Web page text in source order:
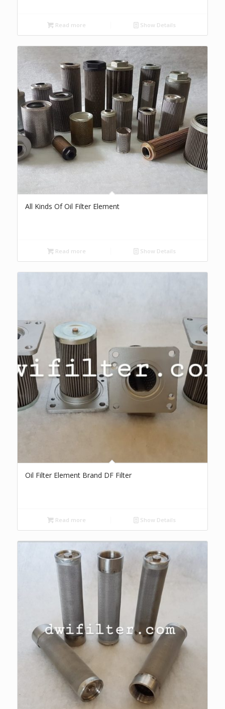
Read more Show Details
All Kinds Of Oil Filter Element
Read more Show Details
Oil Filter Element Brand DF Filter
Read more Show Details